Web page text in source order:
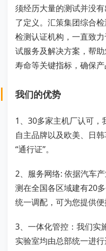
须经历大量的测试并没
了定义。汇策集团综合
检测认证机构，一直致
试服务及解决方案，帮
寿命等关键指标，确保产
我们的优势
1、30多家主机厂认可
自主品牌以及欧美、日
“通行证”。
2、服务网络: 依据汽车
测在全国各区域建有20
统一调配，可为您提供便
3、一体化管控：我们实
实验室均由总部统一进